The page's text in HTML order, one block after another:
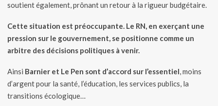
soutient également, prônant un retour à la rigueur budgétaire.
Cette situation est préoccupante. Le RN, en exerçant une
pression sur le gouvernement, se positionne comme un
arbitre des décisions politiques à venir.
Ainsi Barnier et Le Pen sont d’accord sur l’essentiel, moins
d’argent pour la santé, l’éducation, les services publics, la
transitions écologique…